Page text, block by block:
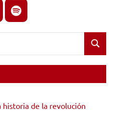
spotify
Buscar
historia de la revolución